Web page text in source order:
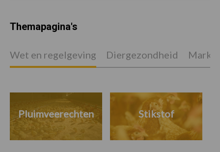
Themapagina's
Wet en regelgeving Diergezondheid
Pluimveerechten Stikstof